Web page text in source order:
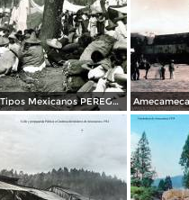
Tipos Mexicanos PEREGRINOS de Amecameca Por el Fotógrafo Hugo Brehme.